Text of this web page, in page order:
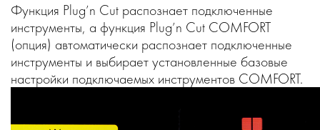
Функция Plug’n Cut распознает подключенные
инструменты, а функция Plug’n Cut COMFORT
(опция) автоматически распознает подключенные
инструменты и выбирает установленные базовые
настройки подключаемых инструментов COMFORT.